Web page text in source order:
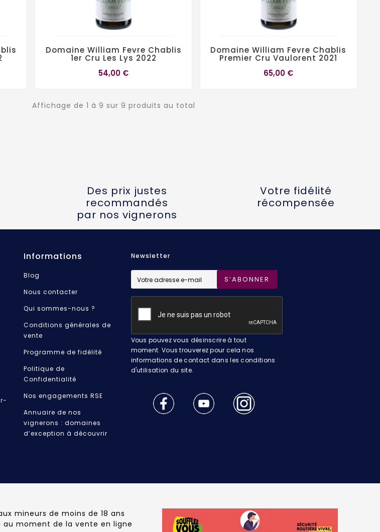
Domaine William Fevre Chablis
1er Cru Les Lys 2022
54,00 €
Domaine William Fevre Chablis
Premier Cru Vaulorent 2021
65,00 €
Affichage de 1 à 9 sur 9 produits au total
Des prix justes
recommandés
par nos vignerons
Votre fidélité
récompensée
Informations
Blog
Nous contacter
Qui sommes-nous ?
Conditions générales de
vente
Programme de fidélité
Politique de
Confidentialité
Nos engagements RSE
Annuaire de nos
vignerons : domaines
d’exception à découvrir
Newsletter
S’ABONNER
Vous pouvez vous désinscrire à tout
moment. Vous trouverez pour cela nos
informations de contact dans les conditions
d'utilisation du site.
mineurs de moins de 18 ans
moment de la vente en ligne